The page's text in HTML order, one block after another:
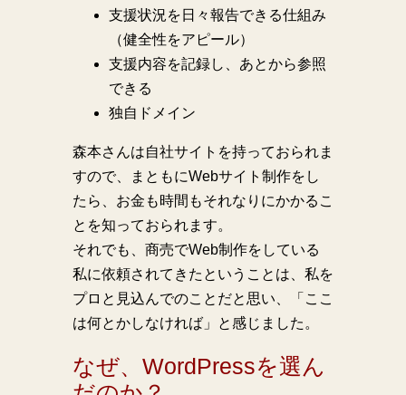
支援状況を日々報告できる仕組み
（健全性をアピール）
支援内容を記録し、あとから参照
できる
独自ドメイン
森本さんは自社サイトを持っておられま
すので、まともにWebサイト制作をし
たら、お金も時間もそれなりにかかるこ
とを知っておられます。
それでも、商売でWeb制作をしている
私に依頼されてきたということは、私を
プロと見込んでのことだと思い、「ここ
は何とかしなければ」と感じました。
なぜ、WordPressを選ん